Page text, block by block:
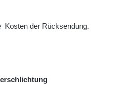
Kosten der Rücksendung.